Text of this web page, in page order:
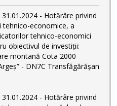
- Hotărâre privind
economice, a
tehnico-economici
obiectivul de investiții:
montană Cota 2000
- DN7C Transfăgărășan
- Hotărâre privind